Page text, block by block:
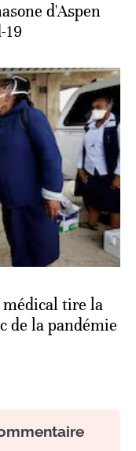
d'Aspen
19
tire la
de la pandémie